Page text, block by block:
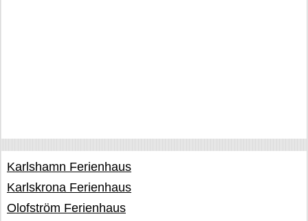
Karlshamn Ferienhaus
Karlskrona Ferienhaus
Olofström Ferienhaus